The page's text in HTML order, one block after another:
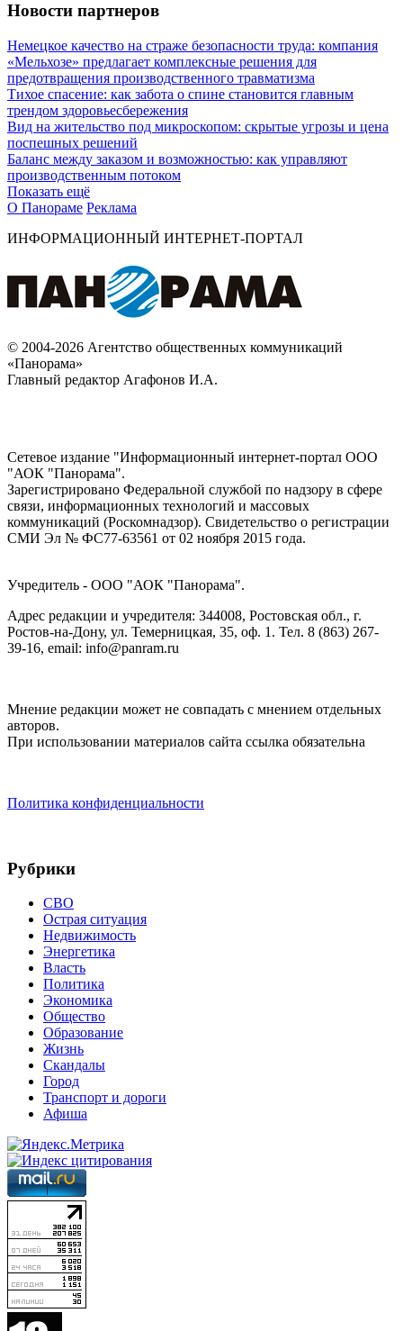
Новости партнеров
Немецкое качество на страже безопасности труда: компания
«Мельхозе» предлагает комплексные решения для
предотвращения производственного травматизма
Тихое спасение: как забота о спине становится главным
трендом здоровьесбережения
Вид на жительство под микроскопом: скрытые угрозы и цена
поспешных решений
Баланс между заказом и возможностью: как управляют
производственным потоком
Показать ещё
О Панораме Реклама
ИНФОРМАЦИОННЫЙ ИНТЕРНЕТ-ПОРТАЛ
© 2004-2026 Агентство общественных коммуникаций
«Панорама»
Главный редактор Агафонов И.А.
Сетевое издание "Информационный интернет-портал ООО
"АОК "Панорама".
Зарегистрировано Федеральной службой по надзору в сфере
связи, информационных технологий и массовых
коммуникаций (Роскомнадзор). Cвидетельство о регистрации
СМИ Эл № ФС77-63561 от 02 ноября 2015 года.
Учредитель - ООО "АОК "Панорама".
Адрес редакции и учредителя: 344008, Ростовская обл., г.
Ростов-на-Дону, ул. Темерницкая, 35, оф. 1. Тел. 8 (863) 267-
39-16, email: info@panram.ru
Мнение редакции может не совпадать с мнением отдельных
авторов.
При использовании материалов сайта ссылка обязательна
Политика конфиденциальности
Рубрики
СВО
Острая ситуация
Недвижимость
Энергетика
Власть
Политика
Экономика
Общество
Образование
Жизнь
Скандалы
Город
Транспорт и дороги
Афиша